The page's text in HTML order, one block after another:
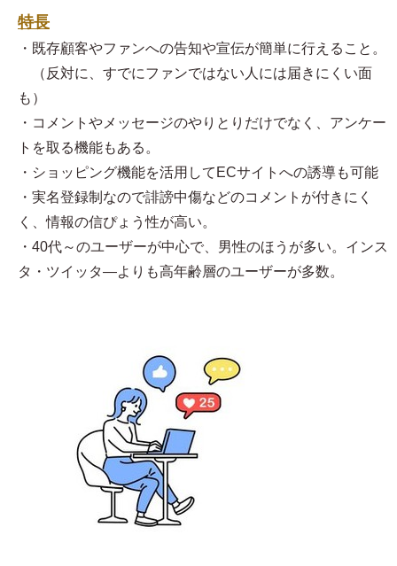
特長
・既存顧客やファンへの告知や宣伝が簡単に行えること。
（反対に、すでにファンではない人には届きにくい面
も）
・コメントやメッセージのやりとりだけでなく、アンケー
トを取る機能もある。
・ショッピング機能を活用してECサイトへの誘導も可能
・実名登録制なので誹謗中傷などのコメントが付きにく
く、情報の信ぴょう性が高い。
・40代～のユーザーが中心で、男性のほうが多い。インス
タ・ツイッタ―よりも高年齢層のユーザーが多数。